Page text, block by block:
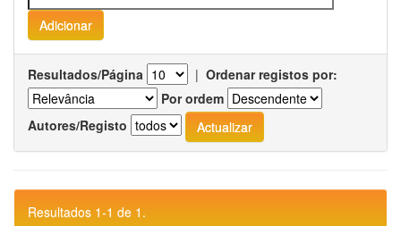
Resultados/Página | Ordenar registos por:
Por ordem
Autores/Registo
Resultados 1-1 de 1.